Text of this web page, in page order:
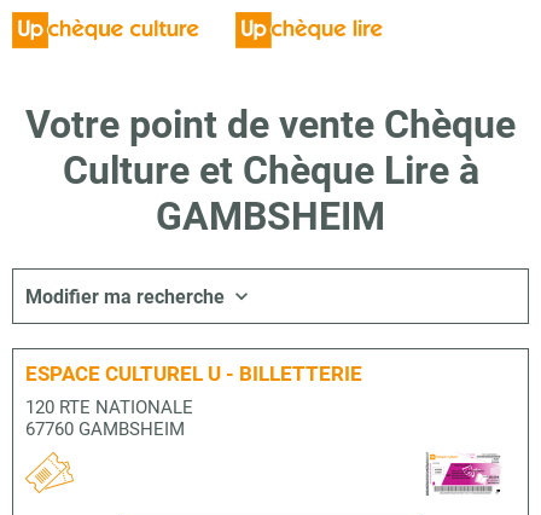
Votre point de vente Chèque
Culture et Chèque Lire à
GAMBSHEIM
Modifier ma recherche
ESPACE CULTUREL U - BILLETTERIE
120 RTE NATIONALE
67760 GAMBSHEIM